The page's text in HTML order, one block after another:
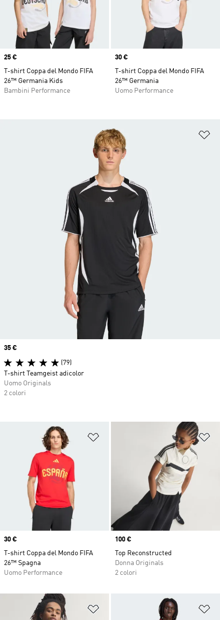
Price
25 €
T-shirt Coppa del Mondo FIFA
26™ Germania Kids
Bambini Performance
Price
30 €
T-shirt Coppa del Mondo FIFA
26™ Germania
Uomo Performance
Aggiungi alla lista dei desideri
Price
30 €
T-shirt Coppa del Mondo FIFA
26™ Spagna
Uomo Performance
Price
100 €
Top Reconstructed
Donna Originals
2 colori
Aggiungi alla lista dei desideri
Price
35 €
(79)
T-shirt Teamgeist adicolor
Uomo Originals
2 colori